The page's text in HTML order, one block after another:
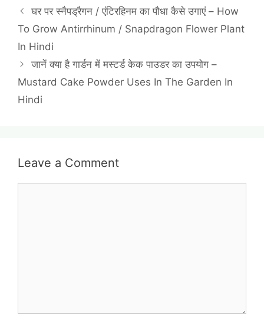
घर पर स्नैपड्रैगन / एंटिरहिनम का पौधा कैसे उगाएं – How
To Grow Antirrhinum / Snapdragon Flower Plant
In Hindi
जानें क्या है गार्डन में मस्टर्ड केक पाउडर का उपयोग –
Mustard Cake Powder Uses In The Garden In
Hindi
Leave a Comment